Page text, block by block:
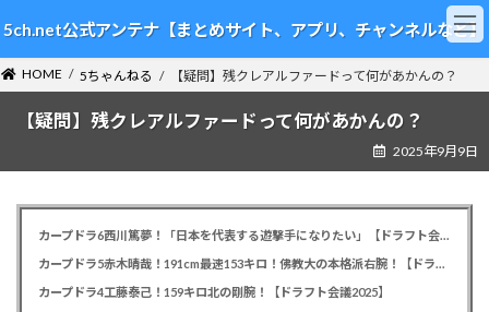
ン
テ
ン
ツ
ビ
ゲ
ー
シ
5ch.net公式アンテナ【まとめサイト、アプリ、チャンネルなど】
HOME 5ちゃんねる 【疑問】残クレアルファードって何があかんの？
【疑問】残クレアルファードって何があかんの？
2025年9月9日
カープドラ6西川篤夢！「日本を代表する遊撃手になりたい」【ドラフト会議2025】
カープドラ5赤木晴哉！191cm最速153キロ！佛教大の本格派右腕！【ドラフト会議2025】
カープドラ4工藤泰己！159キロ北の剛腕！【ドラフト会議2025】